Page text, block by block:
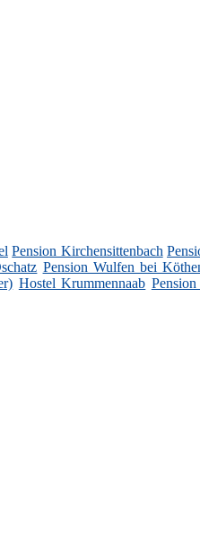
Pension Kirchensittenbach
Pension Wulfen bei
Hostel Krummennaab